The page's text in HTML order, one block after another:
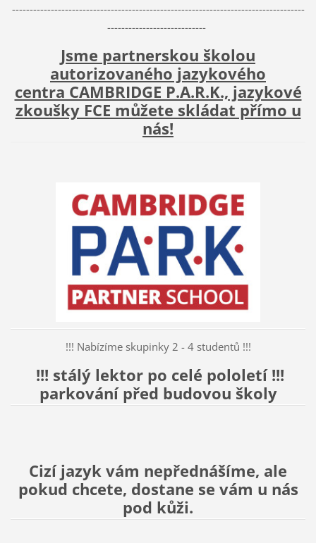
-----------------------------------------------------------------------------------
----------------------------
Jsme partnerskou školou
autorizovaného jazykového
centra CAMBRIDGE P.A.R.K., jazykové
zkoušky FCE můžete skládat přímo u
nás!
!!! Nabízíme skupinky 2 - 4 studentů !!!
!!! stálý lektor po celé pololetí !!!
parkování před budovou školy
Cizí jazyk vám nepřednášíme, ale
pokud chcete, dostane se vám u nás
pod kůži.